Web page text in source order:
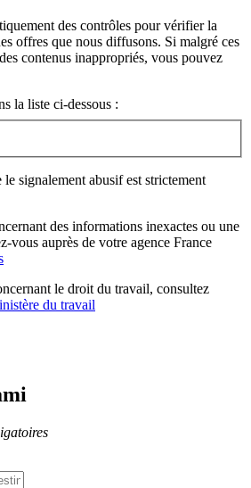
des contrôles pour vérifier la
offres que nous diffusons. Si malgré ces
contenus inappropriés, vous pouvez
la liste ci-dessous :
signalement abusif est strictement
des informations inexactes ou une
vous auprès de votre agence France
le droit du travail, consultez
du travail